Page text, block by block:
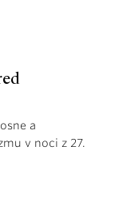
a
v noci z 27.